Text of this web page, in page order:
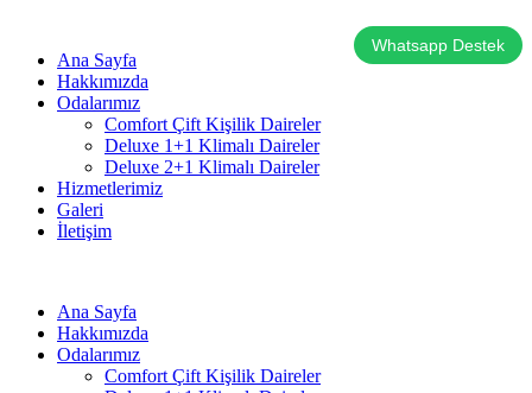
Whatsapp Destek
Ana Sayfa
Hakkımızda
Odalarımız
Comfort Çift Kişilik Daireler
Deluxe 1+1 Klimalı Daireler
Deluxe 2+1 Klimalı Daireler
Hizmetlerimiz
Galeri
İletişim
Ana Sayfa
Hakkımızda
Odalarımız
Comfort Çift Kişilik Daireler